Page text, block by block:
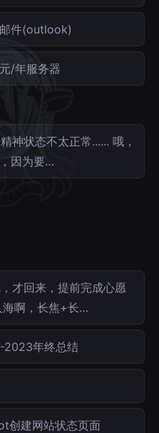
件(outlook)
/年服务器
神状态不太正常...... 哦，
因为要…
才回来，提前完成心愿
海啊，长焦+长…
-2023年终总结
创建网站状态页面